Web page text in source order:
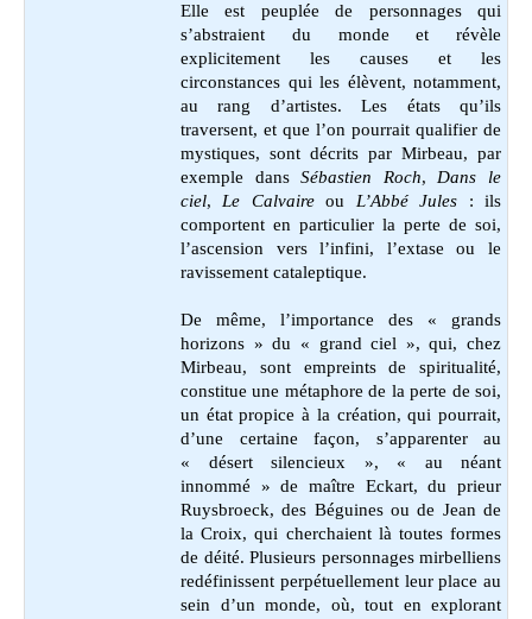
Elle est peuplée de personnages qui
s’abstraient du monde et révèle
explicitement les causes et les
circonstances qui les élèvent, notamment,
au rang d’artistes. Les états qu’ils
traversent, et que l’on pourrait qualifier de
mystiques, sont décrits par Mirbeau, par
exemple dansSébastien Roch,Dans le
ciel,Le Calvaireou L’Abbé Jules : ils
comportent en particulier la perte de soi,
l’ascension vers l’infini, l’extase ou le
ravissement cataleptique.
De même, l’importance des « grands
horizons » du « grand ciel », qui, chez
Mirbeau, sont empreints de spiritualité,
constitue une métaphore de la perte de soi,
un état propice à la création, qui pourrait,
d’une certaine façon, s’apparenter au
« désert silencieux », « au néant
innommé » de maître Eckart, du prieur
Ruysbroeck, des Béguines ou de Jean de
la Croix, qui cherchaient là toutes formes
de déité. Plusieurs personnages mirbelliens
redéfinissent perpétuellement leur place au
sein d’un monde, où, tout en explorant